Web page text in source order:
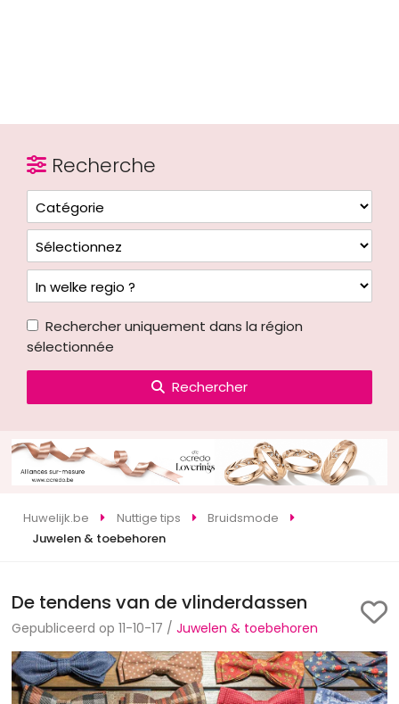
Recherche
Rechercher uniquement dans la région
sélectionnée
Rechercher
Huwelijk.be Nuttige tips
Bruidsmode
Juwelen & toebehoren
De tendens van de vlinderdassen
Gepubliceerd op 11-10-17 /Juwelen & toebehoren